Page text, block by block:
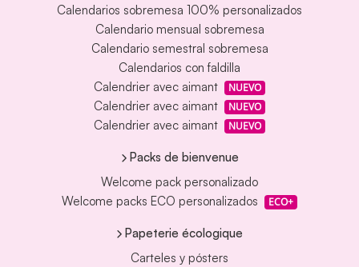
Calendarios sobremesa 100% personalizados
Calendario mensual sobremesa
Calendario semestral sobremesa
Calendarios con faldilla
Calendrier avec aimant
NUEVO
Calendrier avec aimant NUEVO
Calendrier avec aimant NUEVO
Packs de bienvenue
Welcome pack personalizado
Welcome packs ECO personalizados
ECO+
Papeterie écologique
Carteles y pósters